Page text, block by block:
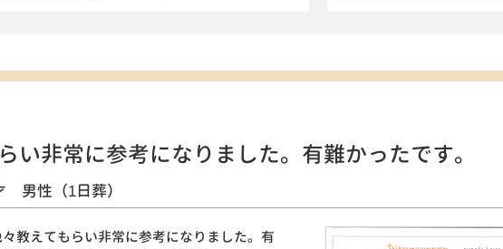
い非常に参考になりました。有難かったです。
男性（1日葬）
教えてもらい非常に参考になりました。有